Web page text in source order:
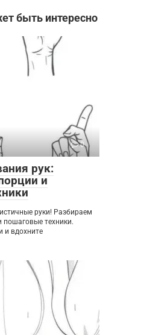
быть интересно
0
рук:
и
руки! Разбираем
техники.
и вдохните